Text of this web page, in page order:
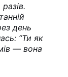
день
“Ти як
— вона